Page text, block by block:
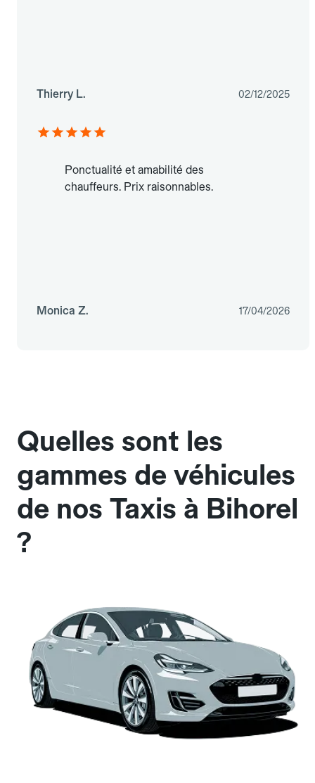
Thierry L. 02/12/2025
Ponctualité et amabilité des
chauffeurs. Prix raisonnables.
Monica Z. 17/04/2026
Quelles sont les
gammes de véhicules
de nos Taxis à Bihorel
?